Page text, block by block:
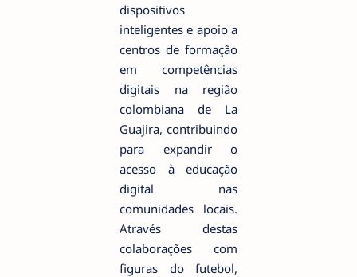
dispositivos
inteligentes e apoio a
centros de formação
em competências
digitais na região
colombiana de La
Guajira, contribuindo
para expandir o
acesso à educação
digital nas
comunidades locais.
Através destas
colaborações com
figuras do futebol,